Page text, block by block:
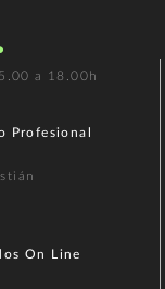
a 18.00h
Profesional
On Line